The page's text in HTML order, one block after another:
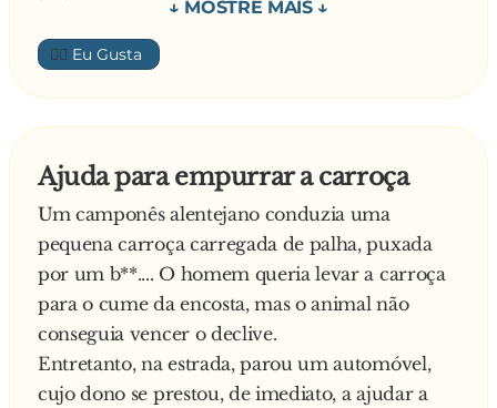
- Vá lá
- Não dou! – recusa novamente a rapariga.
Sem desistir, mais uma vez pede:
- Dá lá só um!
E o discurso manteve-se assim durante um
tempo. Entretanto a porta abre-se, surge a irmã
desgrenhada e sonolenta e diz:
- Olhe cavalheiro, o meu pai diz para eu dar o
beijinho onde você quiser; se for preciso até ele
vem cá abaixo e também dá, mas, por favor, tire
a mão da campainha da porta que a gente quer
dormir
👍🏼
Ajuda para empurrar a carroça
Um camponês alentejano conduzia uma
pequena carroça carregada de palha, puxada
por um b**.... O homem queria levar a carroça
para o cume da encosta, mas o animal não
conseguia vencer o declive.
Entretanto, na estrada, parou um automóvel,
cujo dono se prestou, de imediato, a ajudar a